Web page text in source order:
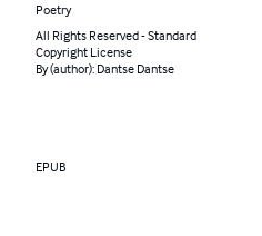
Poetry
All Rights Reserved - Standard
Copyright License
By (author): Dantse Dantse
EPUB